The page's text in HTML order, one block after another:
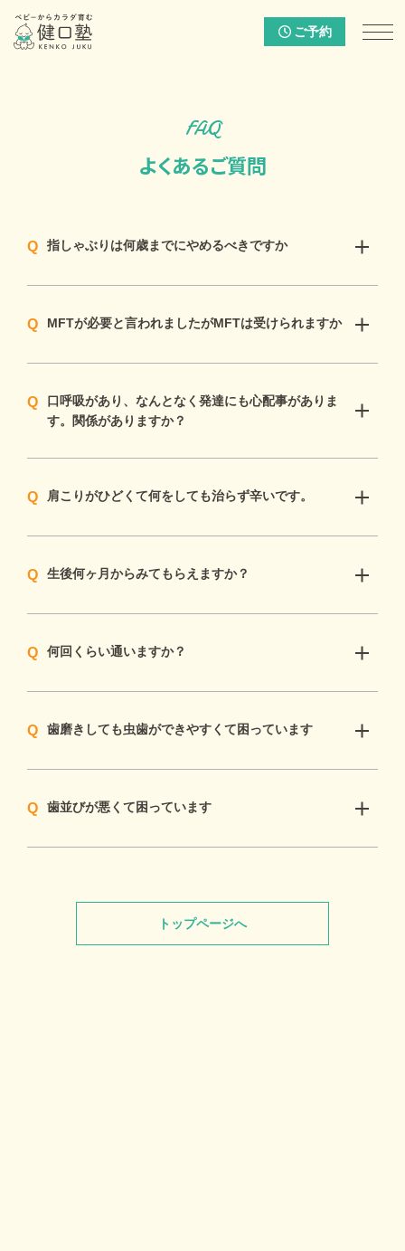
ご予約
FAQ
よくあるご質問
指しゃぶりは何歳までにやめるべきですか
MFTが必要と言われましたがMFTは受けられますか
口呼吸があり、なんとなく発達にも心配事がありま
す。関係がありますか？
肩こりがひどくて何をしても治らず辛いです。
生後何ヶ月からみてもらえますか？
何回くらい通いますか？
歯磨きしても虫歯ができやすくて困っています
歯並びが悪くて困っています
トップページへ